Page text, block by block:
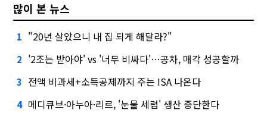
많이 본 뉴스
1 "20년 살았으니 내 집 되게 해달라?"
2 '2조는 받아야' vs '너무 비싸다'…공차, 매각 성공할까
3 전액 비과세+소득공제까지 주는 ISA 나온다
4 메디큐브·아누아·리르, '눈물 세럼' 생산 중단한다